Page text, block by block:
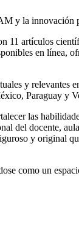
y la innovación
11 artículos
en línea,
y relevantes
Paraguay y
las
del docente,
y original
como un